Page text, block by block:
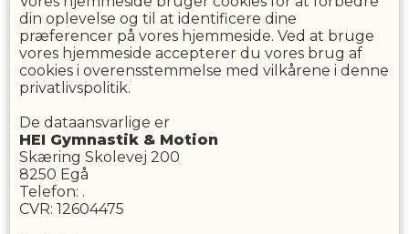
din oplevelse og til at identificere dine
præferencer på vores hjemmeside. Ved at bruge
vores hjemmeside accepterer du vores brug af
cookies i overensstemmelse med vilkårene i denne
privatlivspolitik.
De dataansvarlige er
HEI Gymnastik & Motion
Skæring Skolevej 200
8250 Egå
Telefon: .
CVR: 12604475